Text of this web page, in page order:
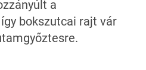
a
bokszutcai rajt vár